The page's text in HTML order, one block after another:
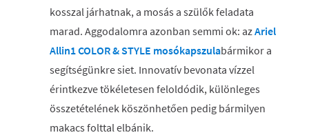
kosszal járhatnak, a mosás a szülők feladata
marad. Aggodalomra azonban semmi ok: azAriel
Allin1 COLOR & STYLE mosókapszulabármikor a
segítségünkre siet. Innovatív bevonata vízzel
érintkezve tökéletesen feloldódik, különleges
összetételének köszönhetően pedig bármilyen
makacs folttal elbánik.